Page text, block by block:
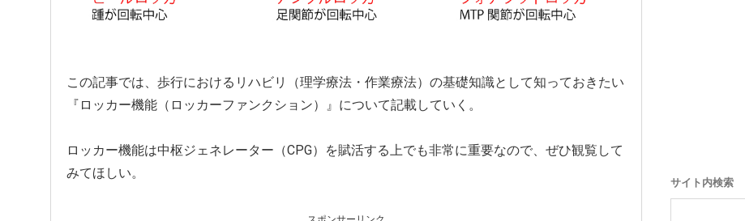
この記事では、歩行におけるリハビリ（理学療法・作業療法）の基礎知識として知っておきたい
『ロッカー機能（ロッカーファンクション）』について記載していく。
ロッカー機能は中枢ジェネレーター（CPG）を賦活する上でも非常に重要なので、ぜひ観覧して
みてほしい。
サイト内検索